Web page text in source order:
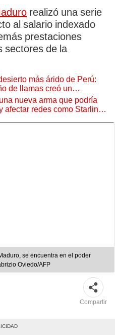
realizó una serie
al salario indexado
prestaciones
sectores de la
más árido de Perú:
de llamas creó un
nueva arma que podría
afectar redes como Starlink
se encuentra en el poder
Oviedo/AFP
Compartir